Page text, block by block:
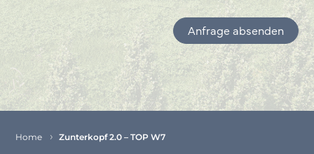
Anfrage absenden
Item
1
of
1
Home Zunterkopf 2.0 – TOP W7